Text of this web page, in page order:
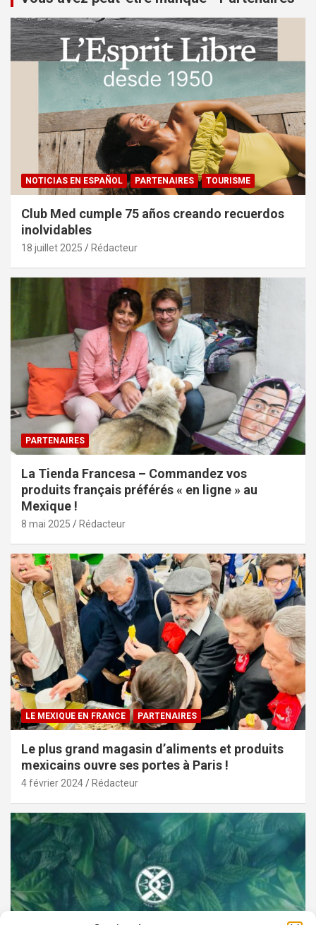
NOTICIAS EN ESPAÑOL PARTENAIRES TOURISME
Club Med cumple 75 años creando recuerdos
inolvidables
18 juillet 2025 Rédacteur
PARTENAIRES
La Tienda Francesa – Commandez vos
produits français préférés « en ligne » au
Mexique !
8 mai 2025 Rédacteur
LE MEXIQUE EN FRANCE PARTENAIRES
Le plus grand magasin d’aliments et produits
mexicains ouvre ses portes à Paris !
4 février 2024 Rédacteur